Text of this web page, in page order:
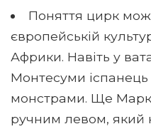
Поняття цирк
європейській
Африки. Навіть у
Монтесуми
монстрами. Ще
ручним левом, який